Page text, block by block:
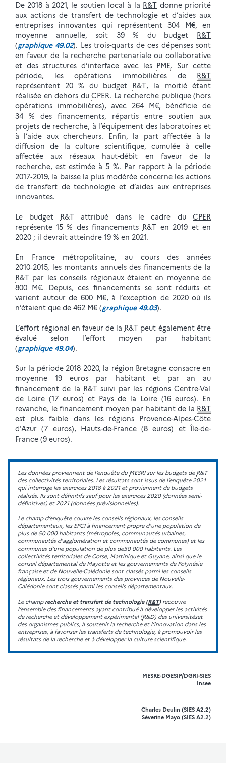
De 2018 à 2021, le soutien local à la R&T donne priorité
aux actions de transfert de technologie et d’aides aux
entreprises innovantes qui représentent 304 M€, en
moyenne annuelle, soit 39 % du budget R&T
(graphique 49.02). Les trois-quarts de ces dépenses sont
en faveur de la recherche partenariale ou collaborative
et des structures d’interface avec les PME. Sur cette
période, les opérations immobilières de R&T
représentent 20 % du budget R&T, la moitié étant
réalisée en dehors du CPER. La recherche publique (hors
opérations immobilières), avec 264 M€, bénéficie de
34 % des financements, répartis entre soutien aux
projets de recherche, à l’équipement des laboratoires et
à l’aide aux chercheurs. Enfin, la part affectée à la
diffusion de la culture scientifique, cumulée à celle
affectée aux réseaux haut-débit en faveur de la
recherche, est estimée à 5 %. Par rapport à la période
2017‑2019, la baisse la plus modérée concerne les actions
de transfert de technologie et d’aides aux entreprises
innovantes.
Le budget R&T attribué dans le cadre du CPER
représente 15 % des financements R&T en 2019 et en
2020 ; il devrait atteindre 19 % en 2021.
En France métropolitaine, au cours des années
2010‑2015, les montants annuels des financements de la
R&T par les conseils régionaux étaient en moyenne de
800 M€. Depuis, ces financements se sont réduits et
varient autour de 600 M€, à l’exception de 2020 où ils
n’étaient que de 462 M€ (graphique 49.03).
L’effort régional en faveur de la R&T peut également être
évalué selon l’effort moyen par habitant
(graphique 49.04).
Sur la période 2018 2020, la région Bretagne consacre en
moyenne 19 euros par habitant et par an au
financement de la R&T suivi par les régions Centre-Val
de Loire (17 euros) et Pays de la Loire (16 euros). En
revanche, le financement moyen par habitant de la R&T
est plus faible dans les régions Provence-Alpes-Côte
d'Azur (7 euros), Hauts-de-France (8 euros) et Île-de-
France (9 euros).
Les données proviennent de l’enquête du MESRIsur les budgets de R&T
des collectivités territoriales. Les résultats sont issus de l’enquête 2021
qui interroge les exercices 2018 à 2021 et proviennent de budgets
réalisés. Ils sont définitifs sauf pour les exercices 2020 (données semi-
définitives) et 2021 (données prévisionnelles).
Le champ d’enquête couvre les conseils régionaux, les conseils
départementaux, les EPCIà financement propre d’une population de
plus de 50 000 habitants (métropoles, communautés urbaines,
communautés d’agglomération et communautés de communes) et les
communes d’une population de plus de30 000 habitants. Les
collectivités territoriales de Corse, Martinique et Guyane, ainsi que le
conseil départemental de Mayotte et les gouvernements de Polynésie
française et de Nouvelle-Calédonie sont classés parmi les conseils
régionaux. Les trois gouvernements des provinces de Nouvelle-
Calédonie sont classés parmi les conseils départementaux.
Le champ recherche et transfert de technologie (R&T) recouvre
l’ensemble des financements ayant contribué à développer les activités
de recherche et développement expérimental (R&D) des universitéset
des organismes publics, à soutenir la recherche et l’innovation dans les
entreprises, à favoriser les transferts de technologie, à promouvoir les
résultats de la recherche et à développer la culture scientifique.
MESRE-DGESIP/DGRI-SIES
Insee
Charles Deulin (SIES A2.2)
Séverine Mayo (SIES A2.2)